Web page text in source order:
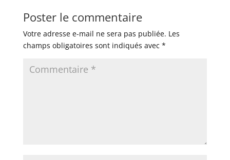
Poster le commentaire
Votre adresse e-mail ne sera pas publiée. Les
champs obligatoires sont indiqués avec *